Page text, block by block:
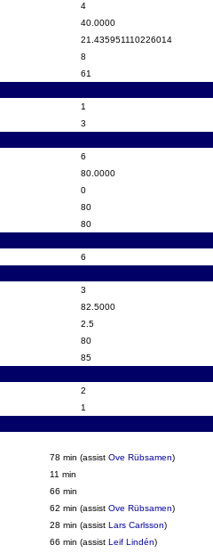
4
40.0000
21.435951110226014
8
61
1
3
6
80.0000
0
80
80
6
3
82.5000
2.5
80
85
2
1
78 min (assist Ove Rübsamen)
11 min
66 min
62 min (assist Ove Rübsamen)
28 min (assist Lars Carlsson)
66 min (assist Leif Lindén)